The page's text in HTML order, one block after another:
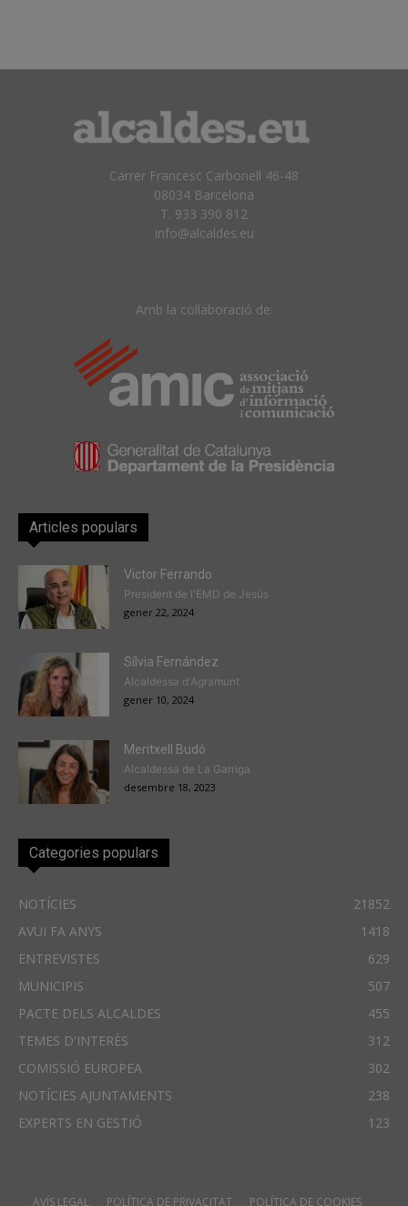
Carrer Francesc Carbonell 46-48
08034 Barcelona
T. 933 390 812
info@alcaldes.eu
Amb la col·laboració de:
Articles populars
Victor Ferrando
President de l'EMD de Jesús
gener 22, 2024
Sílvia Fernández
Alcaldessa d'Agramunt
gener 10, 2024
Meritxell Budó
Alcaldessa de La Garriga
desembre 18, 2023
Categories populars
NOTÍCIES
21852
AVUI FA ANYS
1418
ENTREVISTES
629
MUNICIPIS
507
PACTE DELS ALCALDES
455
TEMES D'INTERÈS
312
COMISSIÓ EUROPEA
302
NOTÍCIES AJUNTAMENTS
238
EXPERTS EN GESTIÓ
123
AVÍS LEGAL POLÍTICA DE PRIVACITAT POLÍTICA DE COOKIES